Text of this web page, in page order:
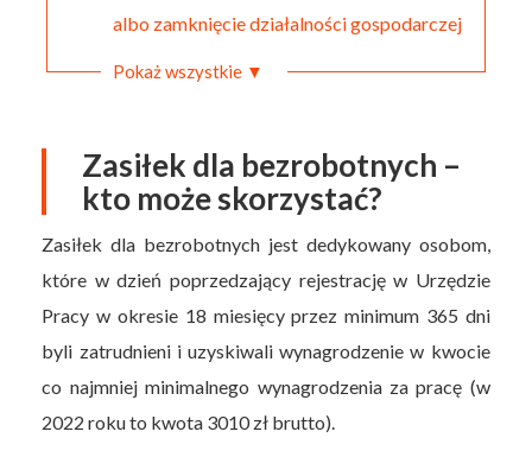
albo zamknięcie działalności gospodarczej
Pokaż wszystkie ▼
Zasiłek dla bezrobotnych –
kto może skorzystać?
Zasiłek dla bezrobotnych jest dedykowany osobom,
które w dzień poprzedzający rejestrację w Urzędzie
Pracy w okresie 18 miesięcy przez minimum 365 dni
byli zatrudnieni i uzyskiwali wynagrodzenie w kwocie
co najmniej minimalnego wynagrodzenia za pracę (w
2022 roku to kwota 3010 zł brutto).